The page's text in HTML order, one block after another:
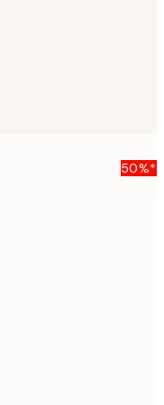
50%*